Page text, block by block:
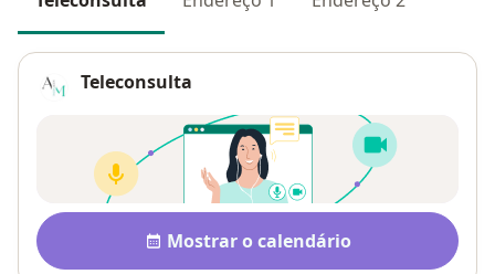
Teleconsulta
Disponibilidade
Mostrar o calendário